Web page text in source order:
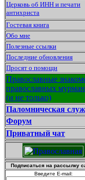
Церковь об ИНН и печати
антихриста
Гостевая книга
Обо мне
Полезные ссылки
Последние обновления
Просят о помощи
Православные
православных
(и не только)
Паломническая
Форум
Приватный чат
Подписаться на рассылку
Введите E-mail: